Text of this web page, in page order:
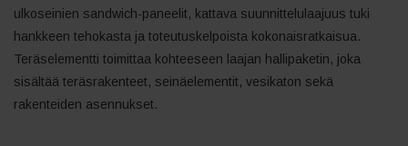
ulkoseinien sandwich-paneelit, kattava suunnittelulaajuus tuki
hankkeen tehokasta ja toteutuskelpoista kokonaisratkaisua.
Teräselementti toimittaa kohteeseen laajan hallipaketin, joka
sisältää teräsrakenteet, seinäelementit, vesikaton sekä
rakenteiden asennukset.